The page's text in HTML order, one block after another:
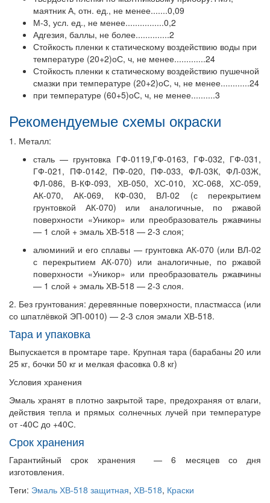
маятник А, отн. ед., не менее.......0,09
М-3, усл. ед., не менее................0,2
Адгезия, баллы, не более..............2
Стойкость пленки к статическому воздействию воды при
температуре (20+2)оС, ч, не менее.............24
Стойкость пленки к статическому воздействию пушечной
смазки при температуре (20+2)оС, ч, не менее............24
при температуре (60+5)оС, ч, не менее..........3
Рекомендуемые схемы окраски
1. Металл:
сталь — грунтовка ГФ-0119,ГФ-0163, ГФ-032, ГФ-031,
ГФ-021, ПФ-0142, ПФ-020, ПФ-033, ФЛ-03К, ФЛ-03Ж,
ФЛ-086, В-КФ-093, ХВ-050, ХС-010, ХС-068, ХС-059,
АК-070, АК-069, КФ-030, ВЛ-02 (с перекрытием
грунтовкой АК-070) или аналогичные, по ржавой
поверхности «Уникор» или преобразователь ржавчины
— 1 слой + эмаль ХВ-518 — 2-3 слоя;
алюминий и его сплавы — грунтовка АК-070 (или ВЛ-02
с перекрытием АК-070) или аналогичные, по ржавой
поверхности «Уникор» или преобразователь ржавчины
— 1 слой + эмаль ХВ-518 — 2-3 слоя.
2. Без грунтования: деревянные поверхности, пластмасса (или
со шпатлёвкой ЭП-0010) — 2-3 слоя эмали ХВ-518.
Тара и упаковка
Выпускается в промтаре таре. Крупная тара (барабаны 20 или
25 кг, бочки 50 кг и мелкая фасовка 0.8 кг)
Условия хранения
Эмаль хранят в плотно закрытой таре, предохраняя от влаги,
действия тепла и прямых солнечных лучей при температуре
от -40С до +40С.
Срок хранения
Гарантийный срок хранения — 6 месяцев со дня
изготовления.
Теги: Эмаль ХВ-518 защитная, ХВ-518, Краски